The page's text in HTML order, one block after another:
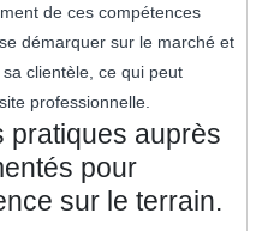
de ces compétences
démarquer sur le marché et
clientèle, ce qui peut
professionnelle.
pratiques auprès
pour
sur le terrain.